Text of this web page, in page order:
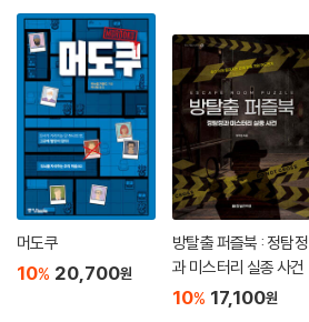
머도쿠
10% 20,700원
방탈출 퍼즐북 : 정탐정
과 미스터리 실종 사건
10% 17,100원